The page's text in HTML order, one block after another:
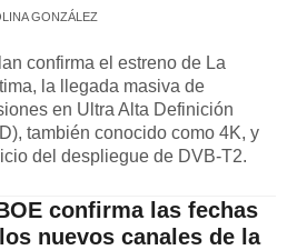
GONZÁLEZ
confirma el estreno de La
la llegada masiva de
en Ultra Alta Definición
también conocido como 4K, y
del despliegue de DVB-T2.
confirma las fechas
nuevos canales de la